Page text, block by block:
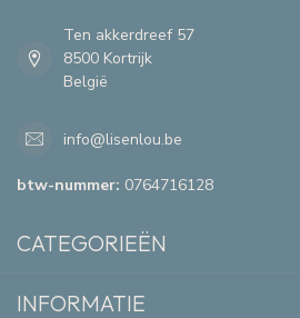
Ten akkerdreef 57
8500 Kortrijk
België
info@lisenlou.be
btw-nummer: 0764716128
CATEGORIEËN
INFORMATIE